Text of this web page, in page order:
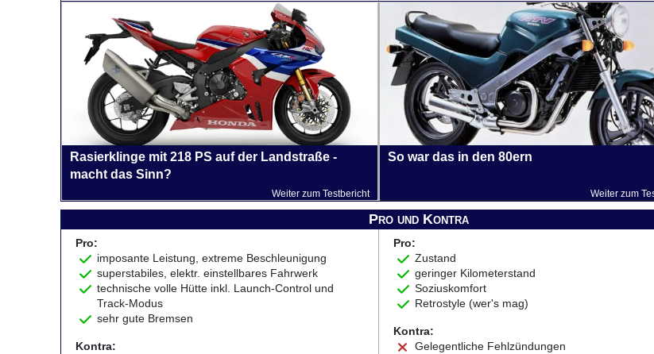
Rasierklinge mit 218 PS auf der Landstraße -
macht das Sinn?
Weiter zum Testbericht
So war das in den 80ern
Weiter zum
Pro und Kontra
Pro:
imposante Leistung, extreme Beschleunigung
superstabiles, elektr. einstellbares Fahrwerk
technische volle Hütte inkl. Launch-Control und
Track-Modus
sehr gute Bremsen
Kontra:
Pro:
Zustand
geringer Kilometerstand
Soziuskomfort
Retrostyle (wer's mag)
Kontra:
Gelegentliche Fehlzündungen